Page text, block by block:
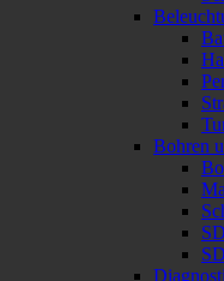
Bohren